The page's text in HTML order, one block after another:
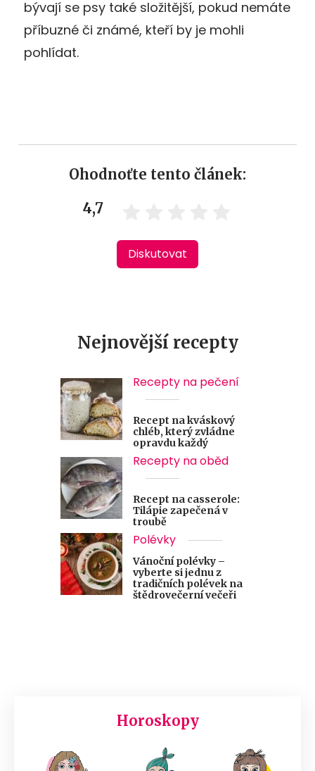
bývají se psy také složitější, pokud nemáte
příbuzné či známé, kteří by je mohli
pohlídat.
Ohodnoťte tento článek:
4,7
Diskutovat
Nejnovější recepty
Recepty na pečení
Recept na kváskový
chléb, který zvládne
opravdu každý
Recepty na oběd
Recept na casserole:
Tilápie zapečená v
troubě
Polévky
Vánoční polévky –
vyberte si jednu z
tradičních polévek na
štědrovečerní večeři
Horoskopy